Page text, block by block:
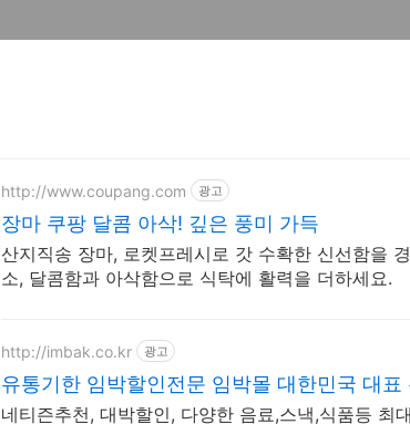
http://www.coupang.com 광고
장마 쿠팡 달콤 아삭! 깊은 풍미 가득
산지직송 장마, 로켓프레시로 갓 수확한 신선함을
소, 달콤함과 아삭함으로 식탁에 활력을 더하세요.
http://imbak.co.kr 광고
유통기한 임박할인전문 임박몰 대한민국 대표
네티즌추천, 대박할인, 다양한 음료,스낵,식품등 최